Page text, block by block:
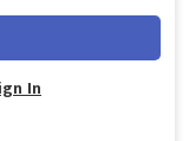
In